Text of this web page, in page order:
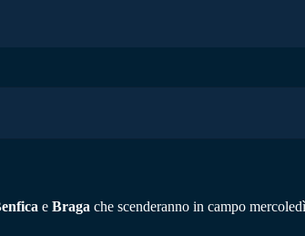
e Braga che scenderanno in campo